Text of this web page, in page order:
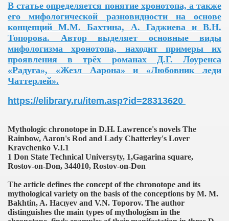
В статье определяется понятие хронотопа, а также
его мифологической разновидности на основе
концепций М.М. Бахтина, А. Гаджиева и В.Н.
Топорова. Автор выделяет основные виды
мифологизма хронотопа, находит примеры их
проявления в трёх романах Д.Г. Лоуренса
«Радуга», «Жезл Аарона» и «Любовник леди
Чаттерлей».
https://elibrary.ru/item.asp?id=28313620
Mythologic chronotope in D.H. Lawrence's novels The
Rainbow, Aaron's Rod and Lady Chatterley's Lover
Kravchenko V.I.1
1 Don State Technical Universyty, 1,Gagarina square,
Rostov-on-Don, 344010, Rostov-on-Don
The article defines the concept of the chronotope and its
mythological variety on the basis of the conceptions by M. M.
Bakhtin, A. Hacıyev and V.N. Toporov. The author
distinguishes the main types of mythologism in the